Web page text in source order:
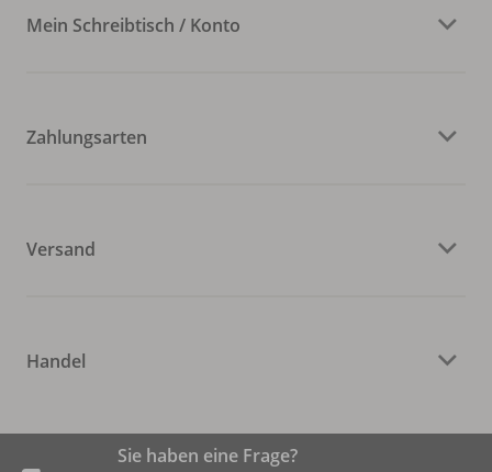
Mein Schreibtisch / Konto
Zahlungsarten
Versand
Handel
Sie haben eine Frage?